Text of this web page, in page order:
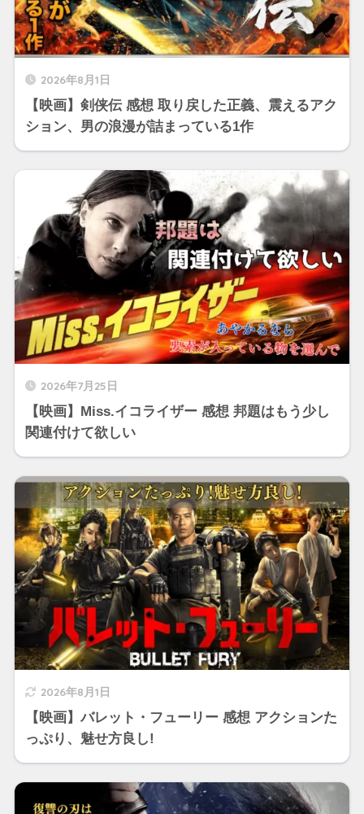
2026年8月1日
【映画】剣侠伝 感想 取り戻した正義、震えるアク
ション、男の浪漫が詰まっている1作
2026年7月25日
【映画】Miss.イコライザー 感想 邦題はもう少し
関連付けて欲しい
2026年8月1日
【映画】バレット・フューリー 感想 アクションた
っぷり、魅せ方良し!